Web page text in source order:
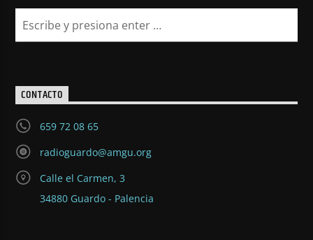
CONTACTO
659 72 08 65
radioguardo@amgu.org
Calle el Carmen, 3
34880 Guardo - Palencia